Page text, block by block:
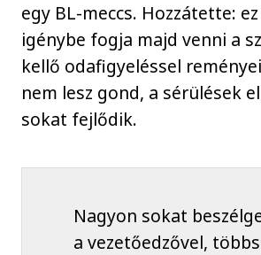
egy BL-meccs. Hozzátette:
igénybe fogja majd venni a
kellő odafigyeléssel
nem lesz gond, a sérülések
sokat fejlődik.
Nagyon sokat
a vezetőedzővel,